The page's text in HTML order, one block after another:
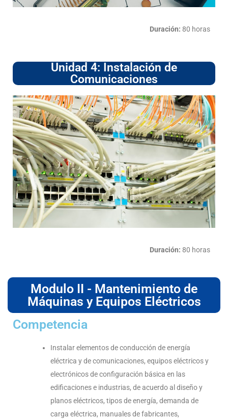
Duración: 80 horas
Unidad 4: Instalación de
Comunicaciones
Duración: 80 horas
Modulo II - Mantenimiento de
Máquinas y Equipos Eléctricos
Competencia
Instalar elementos de conducción de energía
eléctrica y de comunicaciones, equipos eléctricos y
electrónicos de configuración básica en las
edificaciones e industrias, de acuerdo al diseño y
planos eléctricos, tipos de energía, demanda de
carga eléctrica, manuales de fabricantes,